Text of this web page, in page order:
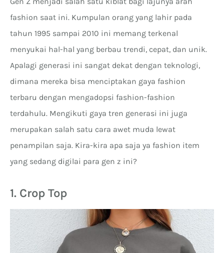
fashion saat ini. Kumpulan orang yang lahir pada
tahun 1995 sampai 2010 ini memang terkenal
menyukai hal-hal yang berbau trendi, cepat, dan unik.
Apalagi generasi ini sangat dekat dengan teknologi,
dimana mereka bisa menciptakan gaya fashion
terbaru dengan mengadopsi fashion-fashion
terdahulu. Mengikuti gaya tren generasi ini juga
merupakan salah satu cara awet muda lewat
penampilan saja. Kira-kira apa saja ya fashion item
yang sedang digilai para gen z ini?
1. Crop Top